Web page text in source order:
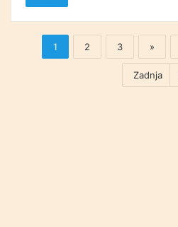
1 2 3 »
Zadnja